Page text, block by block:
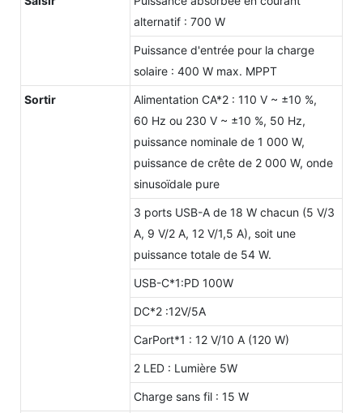
alternatif : 700 W
Puissance d'entrée pour la charge
solaire : 400 W max. MPPT
Sortir
Alimentation CA*2 : 110 V ~ ±10 %,
60 Hz ou 230 V ~ ±10 %, 50 Hz,
puissance nominale de 1 000 W,
puissance de crête de 2 000 W, onde
sinusoïdale pure
3 ports USB-A de 18 W chacun (5 V/3
A, 9 V/2 A, 12 V/1,5 A), soit une
puissance totale de 54 W.
USB-C*1:PD 100W
DC*2 :12V/5A
CarPort*1 : 12 V/10 A (120 W)
2 LED : Lumière 5W
Charge sans fil : 15 W